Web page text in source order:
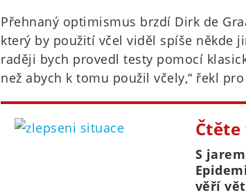
Přehnaný optimismus brzdí Dirk de
který by použití včel viděl spíše někde
raději bych provedl testy pomocí
než abych k tomu použil včely,“ řekl
S
věří